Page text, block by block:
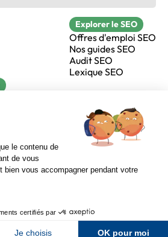
Sur Youtube
Sur Facebook
Explorer le SEO
Offres d'emploi SEO
Nos guides SEO
Audit SEO
Lexique SEO
CGV
Confidentialité